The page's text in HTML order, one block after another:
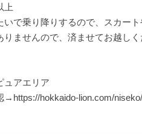
上
いで乗り降りするので、スカー
りませんので、済ませてお越し
ュアエリア
→https://hokkaido-lion.com/